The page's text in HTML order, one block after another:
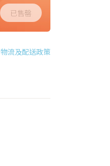
已售罄
物流及配送政策